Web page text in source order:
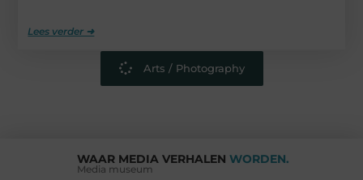
Lees verder ➜
Arts / Photography
WAAR MEDIA VERHALEN WORDEN.
Media museum